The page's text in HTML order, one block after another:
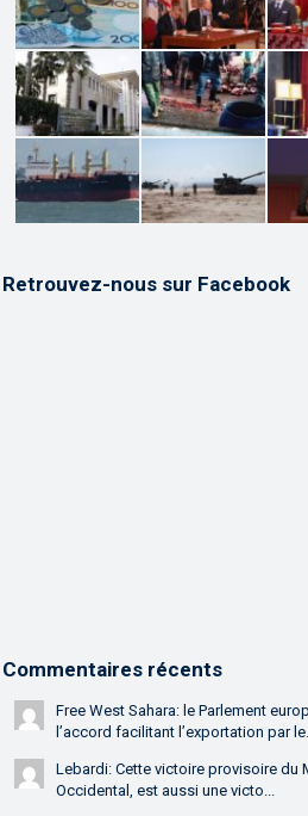
Retrouvez-nous sur Facebook
Commentaires récents
Free West Sahara: le Parlement
l’accord facilitant l’exportation par le...
Lebardi: Cette victoire provisoire du
Occidental, est aussi une victo...